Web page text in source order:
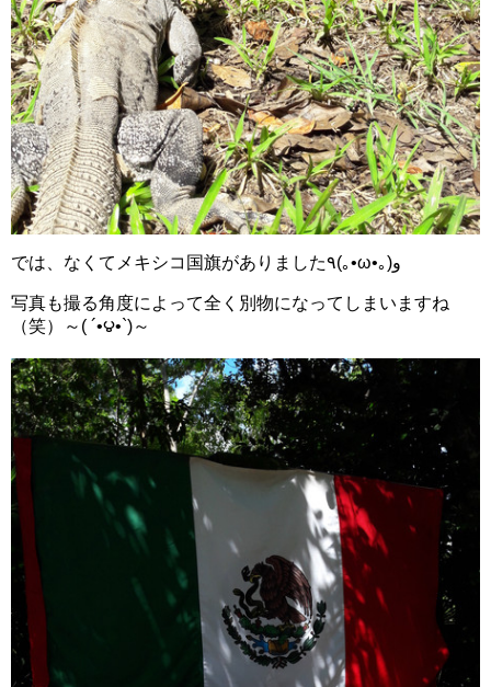
では、なくてメキシコ国旗がありました٩(｡•ω•｡)و
写真も撮る角度によって全く別物になってしまいますね
（笑）～( ´•౪•`)～